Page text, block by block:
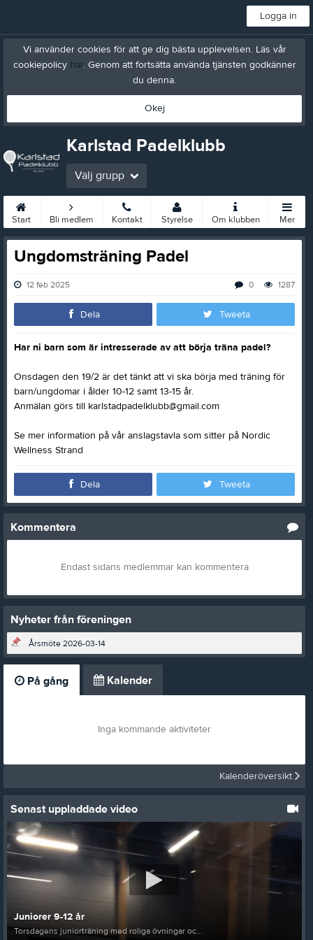
Logga in
Vi använder cookies för att ge dig bästa upplevelsen. Läs vår
cookiepolicy här. Genom att fortsätta använda tjänsten godkänner
du denna.
Okej
Karlstad Padelklubb
Välj grupp
Start Bli medlem Kontakt Styrelse Om klubben Mer
Ungdomsträning Padel
12 feb 2025 1287
0
Dela Tweeta
Har ni barn som är intresserade av att börja träna padel?
Onsdagen den 19/2 är det tänkt att vi ska börja med träning för
barn/ungdomar i ålder 10-12 samt 13-15 år.
Anmälan görs till karlstadpadelklubb@gmail.com
Se mer information på vår anslagstavla som sitter på Nordic
Wellness Strand
Dela Tweeta
Kommentera
Endast sidans medlemmar kan kommentera
Nyheter från föreningen
Årsmöte 2026-03-14
På gång Kalender
Inga kommande aktiviteter
Kalenderöversikt
Senast uppladdade video
Juniorer 9-12 år
Torsdagens juniorträning med roliga övningar oc...